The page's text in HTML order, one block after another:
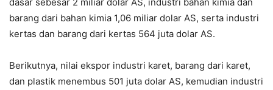
barang dari bahan kimia 1,06 miliar dolar AS, serta industri
kertas dan barang dari kertas 564 juta dolar AS.
Berikutnya, nilai ekspor industri karet, barang dari karet,
dan plastik menembus 501 juta dolar AS, kemudian industri